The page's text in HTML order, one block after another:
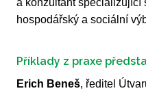
a konzultant specializující
hospodářský a sociální
Příklady z praxe
Erich Beneš, ředitel